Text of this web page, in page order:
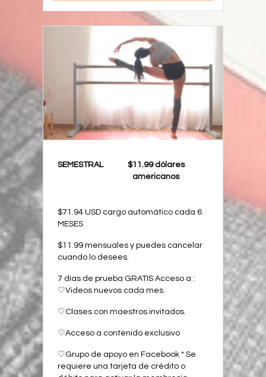
SEMESTRAL
$11.99 dólares
americanos
$71.94 USD cargo automático cada 6
MESES
$11.99 mensuales y puedes cancelar
cuando lo desees.
7 días de prueba GRATIS Acceso a :
♡Videos nuevos cada mes.
♡Clases con maestros invitados.
♡Acceso a contenido exclusivo
♡Grupo de apoyo en Facebook * Se
requiere una tarjeta de crédito o